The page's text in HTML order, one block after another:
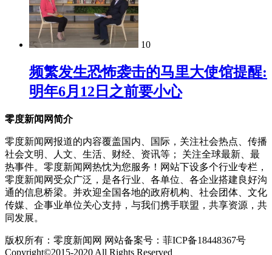
10
频繁发生恐怖袭击的马里大使馆提醒:
明年6月12日之前要小心
零度新闻网简介
零度新闻网报道的内容覆盖国内、国际，关注社会热点、传播
社会文明、人文、生活、财经、资讯等； 关注全球最新、最
热事件。零度新闻网热忱为您服务！网站下设多个行业专栏，
零度新闻网受众广泛，是各行业、各单位、各企业搭建良好沟
通的信息桥梁。并欢迎全国各地的政府机构、社会团体、文化
传媒、企事业单位关心支持，与我们携手联盟，共享资源，共
同发展。
版权所有：零度新闻网 网站备案号：菲ICP备18448367号
Copyright©2015-2020 All Rights Reserved